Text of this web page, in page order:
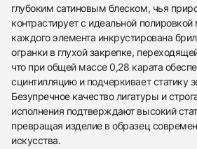
438
285
145
142
205
204
195
150
6
глубоким сатиновым блеском, чья
контрастирует с идеальной
каждого элемента инкрустирована
огранки в глухой закрепке,
что при общей массе 0,28 карата
сцинтилляцию и подчеркивает статику
Безупречное качество лигатуры и
исполнения подтверждают высокий
превращая изделие в образец
искусства.